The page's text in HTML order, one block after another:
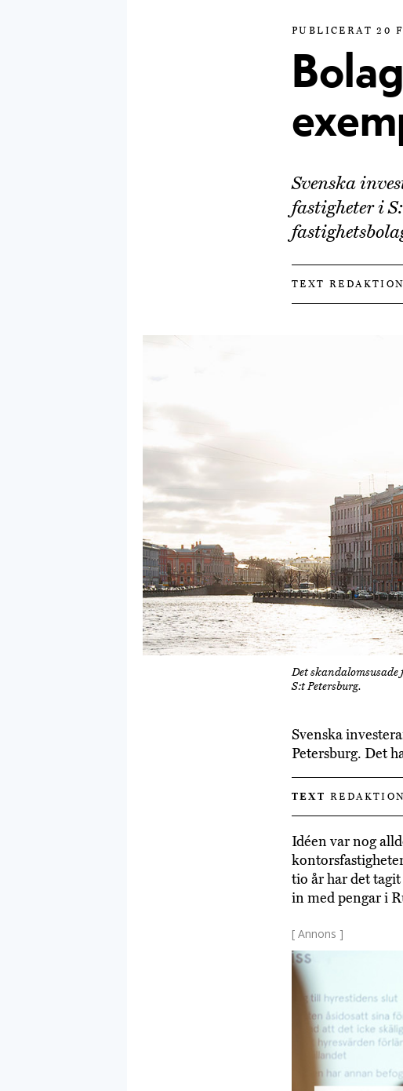
PUBLICERAT 20
Svenska
fastigheter i
TEXT
Det
S:t Petersburg.
Svenska
Petersburg. Det
TEXT
Idéen var nog
tio år har det
in med pengar i
[ Annons ]